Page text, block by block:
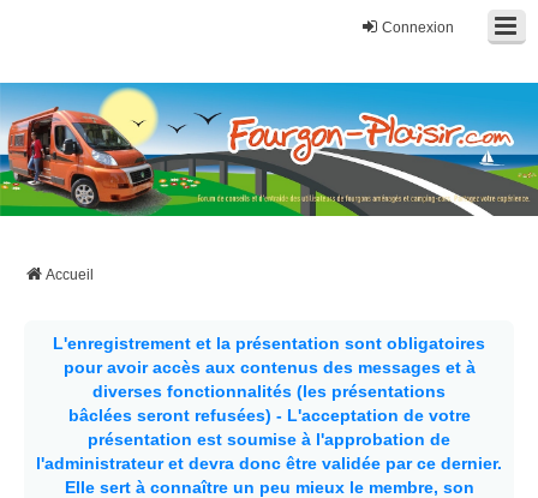
Connexion
Fourgon-plaisir.com
Forum de conseils et d'entraide des utilisateurs de fourgons, fourgons
aménagés, vans et de camping-car. Partagez votre expérience.
Accueil
L'enregistrement et la présentation sont obligatoires
pour avoir accès aux contenus des messages et à
diverses fonctionnalités (les présentations
bâclées seront refusées) - L'acceptation de votre
présentation est soumise à l'approbation de
l'administrateur et devra donc être validée par ce dernier.
Elle sert à connaître un peu mieux le membre, son